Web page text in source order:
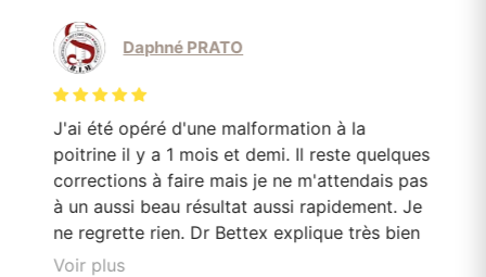
Daphné PRATO
J'ai été opéré d'une malformation à la
poitrine il y a 1 mois et demi. Il reste quelques
corrections à faire mais je ne m'attendais pas
à un aussi beau résultat aussi rapidement. Je
ne regrette rien. Dr Bettex explique très bien
son rôle dans. la. prise en soin et est très à
Voir plus